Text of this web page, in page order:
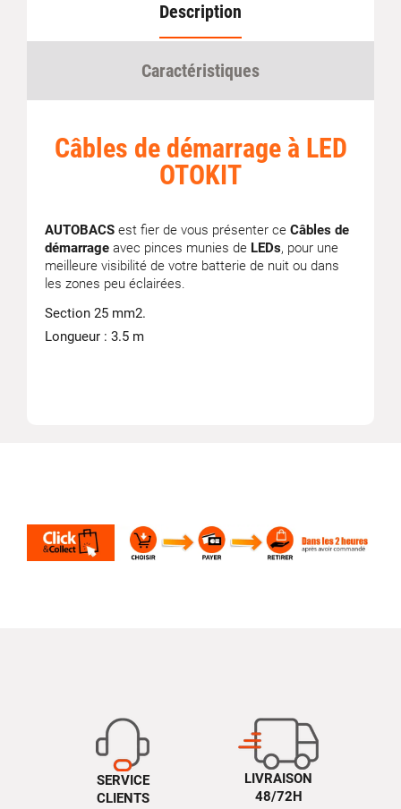
Description
Caractéristiques
Câbles de démarrage à LED
OTOKIT
AUTOBACS est fier de vous présenter ce Câbles de
démarrage avec pinces munies de LEDs, pour une
meilleure visibilité de votre batterie de nuit ou dans
les zones peu éclairées.
Section 25 mm2.
Longueur : 3.5 m
SERVICE
CLIENTS
LIVRAISON
48/72H